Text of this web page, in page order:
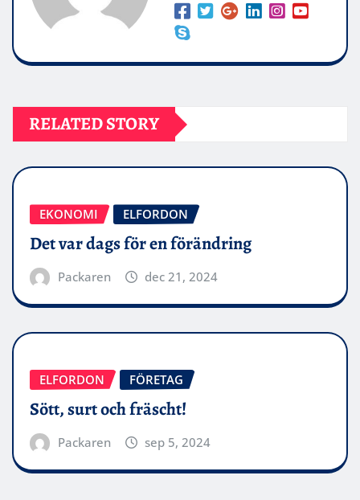
RELATED STORY
EKONOMI ELFORDON
Det var dags för en förändring
Packaren dec 21, 2024
ELFORDON FÖRETAG
Sött, surt och fräscht!
Packaren sep 5, 2024